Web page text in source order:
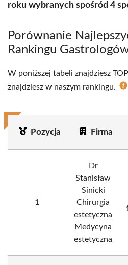
roku wybranych spośród 4
Porównanie
Rankingu
W poniższej tabeli znajdziesz
znajdziesz w naszym rankingu.
Pozycja Firma
1
Dr
Stanisław
Sinicki
Chirurgia
estetyczna
Medycyna
estetyczna